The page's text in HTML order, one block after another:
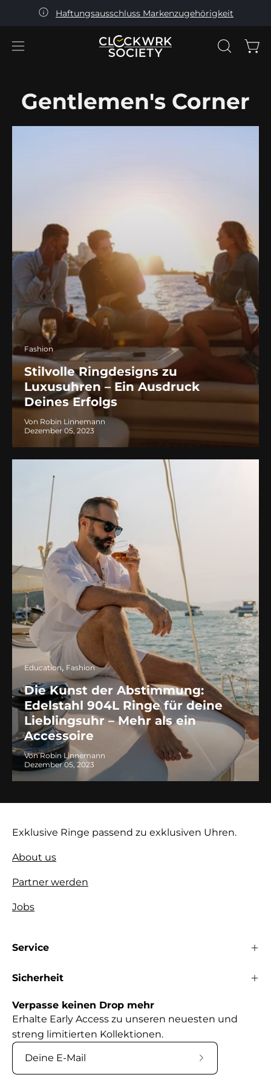
Haftungsausschluss Markenzugehörigkeit
überspringen
Navigationsmenü
Gentlemen's Corner
Fashion
Stilvolle Ringdesigns zu
Luxusuhren – Ein Ausdruck
Deines Erfolgs
Von Robin Linnemann
Dezember 05, 2023
Education Fashion
Die Kunst der Abstimmung:
Edelstahl 904L Ringe für deine
Lieblingsuhr – Mehr als ein
Accessoire
Von Robin Linnemann
Dezember 05, 2023
Exklusive Ringe passend zu exklusiven Uhren.
About us
Partner werden
Jobs
Service
Sicherheit
Verpasse keinen Drop mehr
Erhalte Early Access zu unseren neuesten und
streng limitierten Kollektionen.